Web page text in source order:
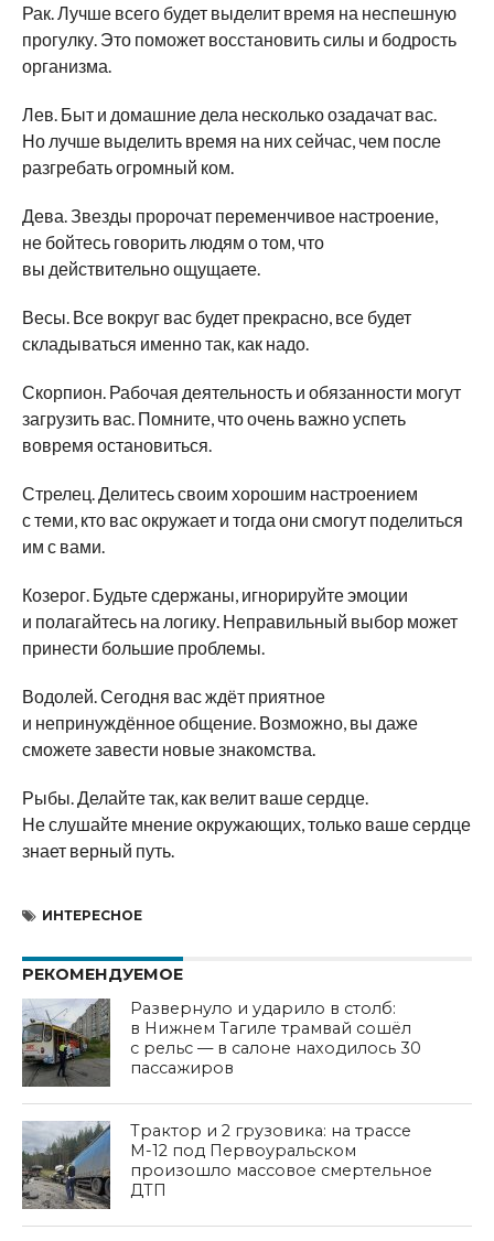
Рак. Лучше всего будет выделит время на неспешную
прогулку. Это поможет восстановить силы и бодрость
организма.
Лев. Быт и домашние дела несколько озадачат вас.
Но лучше выделить время на них сейчас, чем после
разгребать огромный ком.
Дева. Звезды пророчат переменчивое настроение,
не бойтесь говорить людям о том, что
вы действительно ощущаете.
Весы. Все вокруг вас будет прекрасно, все будет
складываться именно так, как надо.
Скорпион. Рабочая деятельность и обязанности могут
загрузить вас. Помните, что очень важно успеть
вовремя остановиться.
Стрелец. Делитесь своим хорошим настроением
с теми, кто вас окружает и тогда они смогут поделиться
им с вами.
Козерог. Будьте сдержаны, игнорируйте эмоции
и полагайтесь на логику. Неправильный выбор может
принести большие проблемы.
Водолей. Сегодня вас ждёт приятное
и непринуждённое общение. Возможно, вы даже
сможете завести новые знакомства.
Рыбы. Делайте так, как велит ваше сердце.
Не слушайте мнение окружающих, только ваше сердце
знает верный путь.
ИНТЕРЕСНОЕ
РЕКОМЕНДУЕМОЕ
Развернуло и ударило в столб:
в Нижнем Тагиле трамвай сошёл
с рельс — в салоне находилось 30
пассажиров
Трактор и 2 грузовика: на трассе
М-12 под Первоуральском
произошло массовое смертельное
ДТП